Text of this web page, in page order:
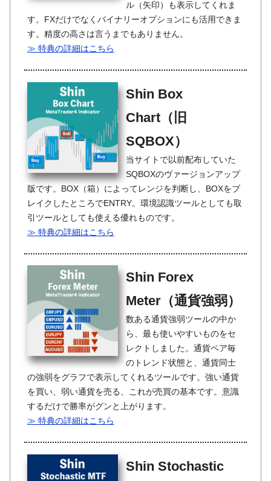
ル（矢印）も表示してくれま
す。FXだけでなくバイナリーオプションにも活用できま
す。精度の高さは言うまでもありません。
≫ 特典の詳細はこちら
Shin Box
Chart（旧
SQBOX）
当サイトで以前配布していた
SQBOXのヴァージョンアップ
版です。BOX（箱）によってレンジを判断し、BOXをブ
レイクしたところでENTRY。環境認識ツールとしても取
引ツールとしても使える優れものです。
≫ 特典の詳細はこちら
Shin Forex
Meter（通貨強弱）
数ある通貨強弱ツールの中か
ら、最も使いやすいものをセ
レクトしました。通貨ペア毎
のトレンド状態と、通貨同士
の強弱をグラフで表示してくれるツールです。強い通貨
を買い、弱い通貨を売る、これが売買の基本です。意識
するだけで勝率がグンと上がります。
≫ 特典の詳細はこちら
Shin Stochastic